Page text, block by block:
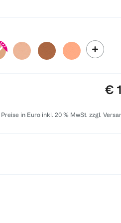
€
Preise in Euro inkl. 20 % MwSt. zzgl.